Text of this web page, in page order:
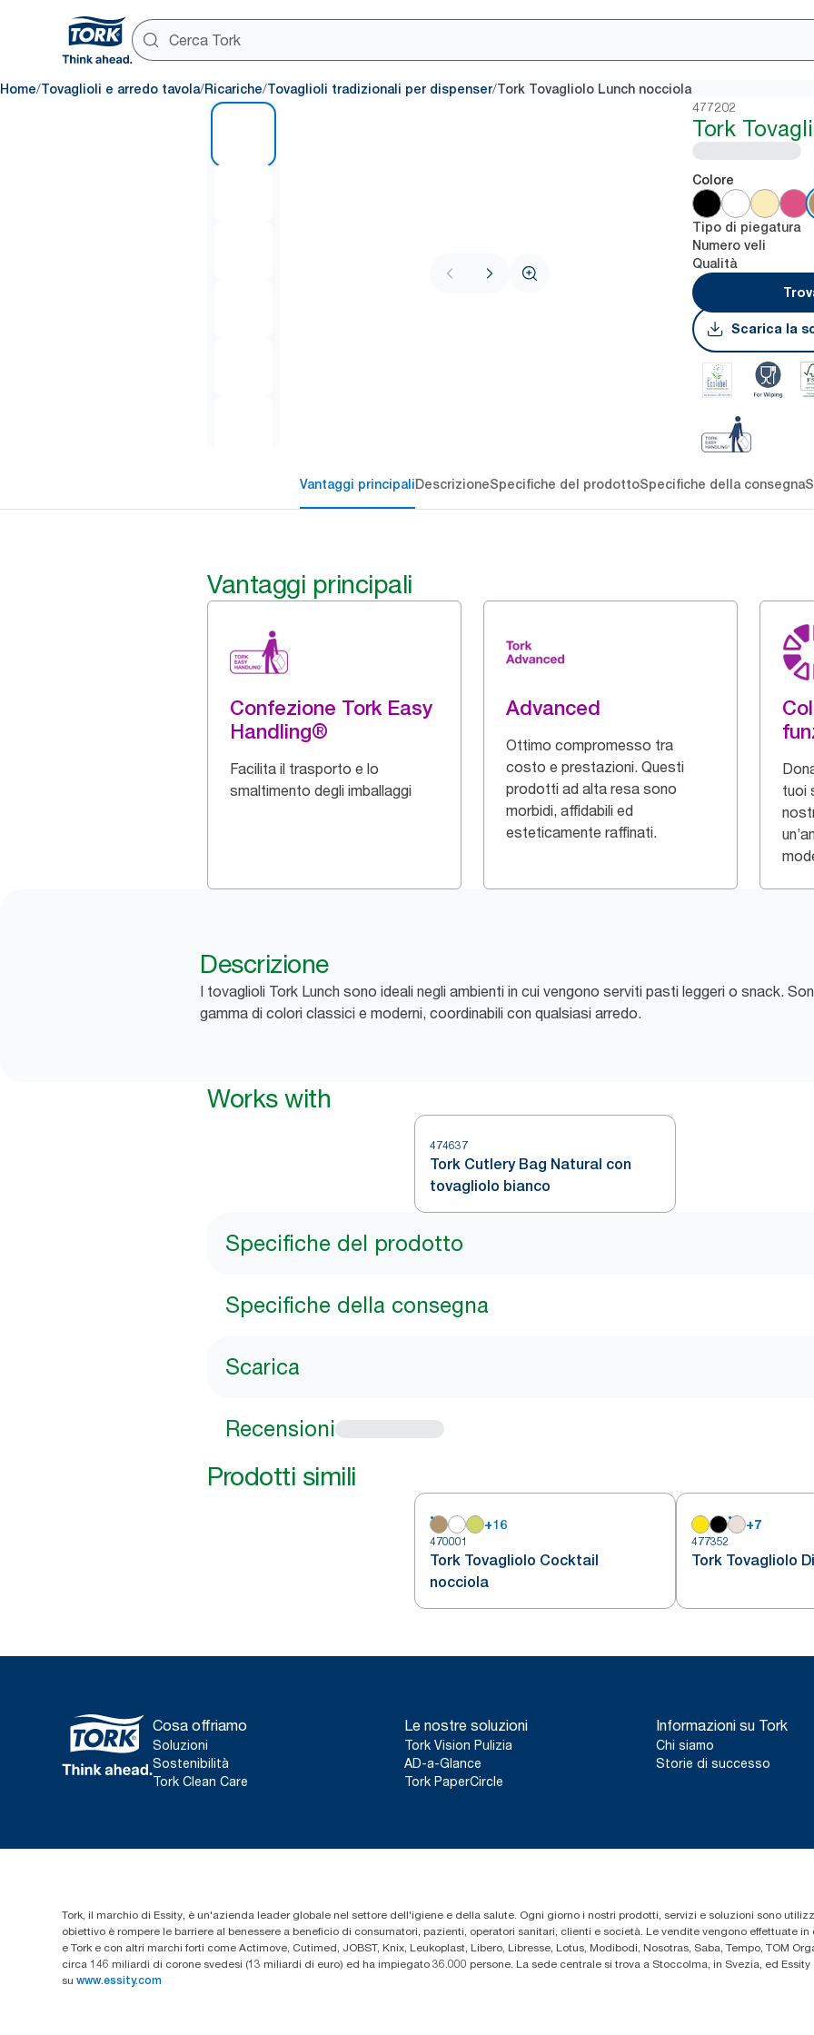
Home/Tovaglioli e arredo tavola/Ricariche/Tovaglioli tradizionali per dispenser/Tork Tovagliolo Lunch nocciola
477202
Tork
Colore
Tipo di piegatura
Numero veli
Qualità
Scarica la
Vantaggi principaliDescrizioneSpecifiche del prodottoSpecifiche della consegna
Vantaggi principali
Confezione Tork Easy
Handling®
Facilita il trasporto e lo
smaltimento degli imballaggi
Advanced
Ottimo compromesso tra
costo e prestazioni. Questi
prodotti ad alta resa sono
morbidi, affidabili ed
esteticamente raffinati.
tuoi
Descrizione
I tovaglioli Tork Lunch sono ideali negli ambienti in cui vengono serviti pasti leggeri o snack.
gamma di colori classici e moderni, coordinabili con qualsiasi arredo.
Works with
474637
Tork Cutlery Bag Natural con
tovagliolo bianco
Specifiche del prodotto
Specifiche della consegna
Scarica
Recensioni
Prodotti simili
+16
470001
Tork Tovagliolo Cocktail
nocciola
+7
477352
Tork Tovagliolo
Cosa offriamo
Soluzioni
Sostenibilità
Tork Clean Care
Le nostre soluzioni
Tork Vision Pulizia
AD-a-Glance
Tork PaperCircle
Informazioni su Tork
Chi siamo
Storie di successo
Tork, il marchio di Essity, è un'azienda leader globale nel settore dell'igiene e della salute. Ogni giorno i nostri prodotti, servizi e soluzioni sono
obiettivo è rompere le barriere al benessere a beneficio di consumatori, pazienti, operatori sanitari, clienti e società. Le vendite vengono effettuate
e Tork e con altri marchi forti come Actimove, Cutimed, JOBST, Knix, Leukoplast, Libero, Libresse, Lotus, Modibodi, Nosotras, Saba, Tempo, TOM
circa 146 miliardi di corone svedesi (13 miliardi di euro) ed ha impiegato 36.000 persone. La sede centrale si trova a Stoccolma, in Svezia, ed
su www.essity.com